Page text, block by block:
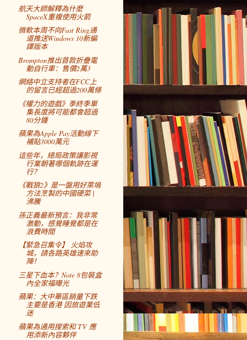
航天大師解釋為什麼
SpaceX重複使用火箭
微軟本周不向Fast Ring通
道推送Windows 10新編
譯版本
Brompton推出首款折疊電
動自行車：售價2萬3
網絡中立支持者在FCC上
的留言已經超過200萬條
《權力的遊戲》季終季單
集長度將可能都會超過
80分鍾
蘋果為Apple Pay活動線下
補貼3000萬元
這些年，總局政策讓影視
行業朝著哪個軌跡在運
行？
《戰狼2》是一盤用好萊塢
方法烹製的中國硬菜 |
沸騰
孫正義最新預言：我非常
激動，感覺睡覺都是在
浪費時間
【緊急召集令】 火焰攻
城，請各路英雄速來助
陣！
三星下血本？Note 8包裝盒
內全家福曝光
蘋果：大中華區銷量下跌
主要是香港 因旅遊業低
迷
蘋果為通用搜索和 TV 應
用添新內容夥伴